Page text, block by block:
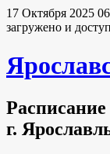
17 Октября 2025
загружено и
г.